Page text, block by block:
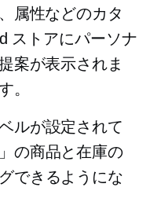
属性などのカタ
ストアにパーソナ
案が表示されま
。
ルが設定されて
の商品と在庫の
できるようにな